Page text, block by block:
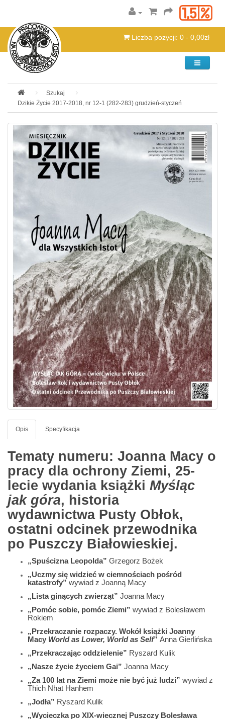
Liczba pozycji: 0 - 0,00zł
Kategorie
Szukaj
Dzikie Życie 2017-2018, nr 12-1 (282-283) grudzień-styczeń
Opis Specyfikacja
Tematy numeru: Joanna Macy o
pracy dla ochrony Ziemi, 25-
lecie wydania książki Myśląc
jak góra, historia
wydawnictwa Pusty Obłok,
ostatni odcinek przewodnika
po Puszczy Białowieskiej.
„Spuścizna Leopolda” Grzegorz Bożek
„Uczmy się widzieć w ciemnościach pośród
katastrofy” wywiad z Joanną Macy
„Lista ginących zwierząt” Joanna Macy
„Pomóc sobie, pomóc Ziemi” wywiad z Bolesławem
Rokiem
„Przekraczanie rozpaczy. Wokół książki Joanny
Macy World as Lower, World as Self” Anna Gierlińska
„Przekraczając oddzielenie” Ryszard Kulik
„Nasze życie życciem Gai” Joanna Macy
„Za 100 lat na Ziemi może nie być już ludzi” wywiad z
Thich Nhat Hanhem
„Jodła” Ryszard Kulik
„Wycieczka po XIX-wiecznej Puszczy Bolesława